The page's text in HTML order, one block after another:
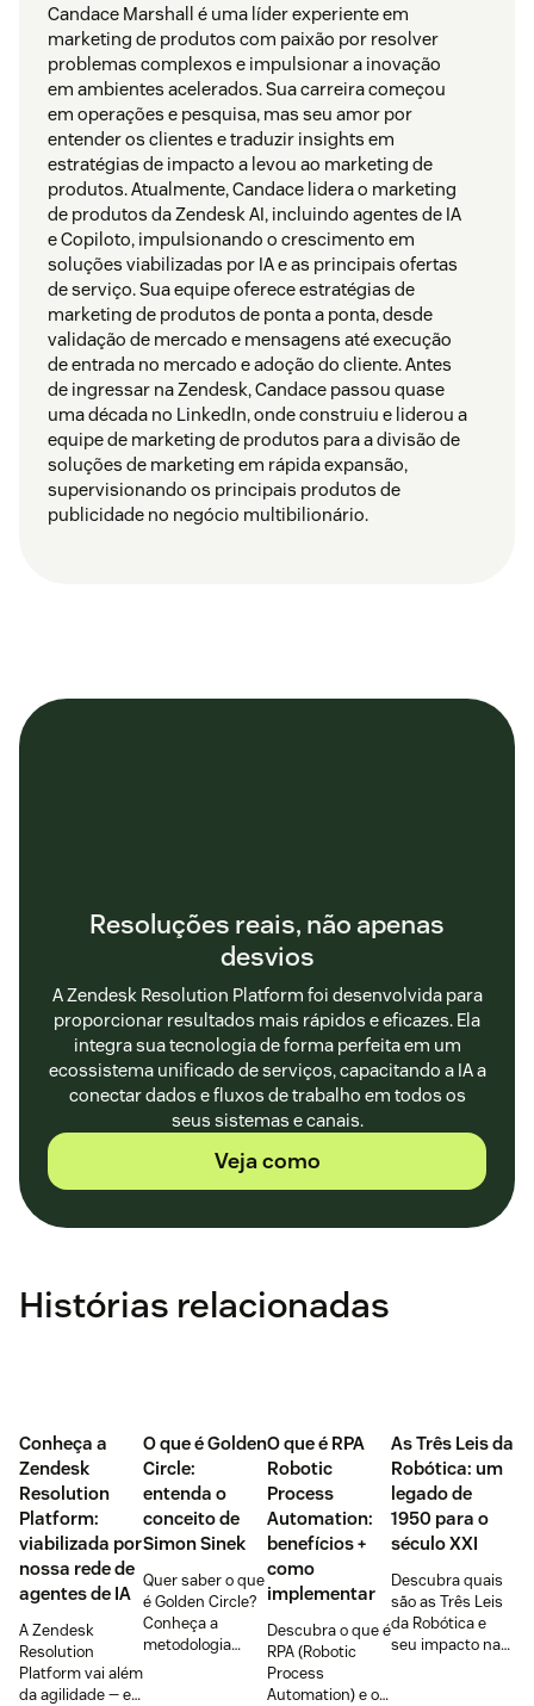
Candace Marshall é uma líder experiente em
marketing de produtos com paixão por resolver
problemas complexos e impulsionar a inovação
em ambientes acelerados. Sua carreira começou
em operações e pesquisa, mas seu amor por
entender os clientes e traduzir insights em
estratégias de impacto a levou ao marketing de
produtos. Atualmente, Candace lidera o marketing
de produtos da Zendesk AI, incluindo agentes de IA
e Copiloto, impulsionando o crescimento em
soluções viabilizadas por IA e as principais ofertas
de serviço. Sua equipe oferece estratégias de
marketing de produtos de ponta a ponta, desde
validação de mercado e mensagens até execução
de entrada no mercado e adoção do cliente. Antes
de ingressar na Zendesk, Candace passou quase
uma década no LinkedIn, onde construiu e liderou a
equipe de marketing de produtos para a divisão de
soluções de marketing em rápida expansão,
supervisionando os principais produtos de
publicidade no negócio multibilionário.
Resoluções reais, não apenas
desvios
A Zendesk Resolution Platform foi desenvolvida para
proporcionar resultados mais rápidos e eficazes. Ela
integra sua tecnologia de forma perfeita em um
ecossistema unificado de serviços, capacitando a IA a
conectar dados e fluxos de trabalho em todos os
seus sistemas e canais.
Veja como
Histórias relacionadas
Conheça a
Zendesk
Resolution
Platform:
viabilizada por
nossa rede de
agentes de IA
A Zendesk
Resolution
Platform vai além
da agilidade — ela
O que é Golden
Circle:
entenda o
conceito de
Simon Sinek
Quer saber o que
é Golden Circle?
Conheça a
metodologia
O que é RPA
Robotic
Process
Automation:
benefícios +
como
implementar
Descubra o que é
RPA (Robotic
Process
Automation) e os
As Três Leis da
Robótica: um
legado de
1950 para o
século XXI
Descubra quais
são as Três Leis
da Robótica e
seu impacto na